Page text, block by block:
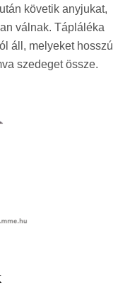
követik anyjukat,
válnak. Tápláléka
áll, melyeket hosszú
szedeget össze.